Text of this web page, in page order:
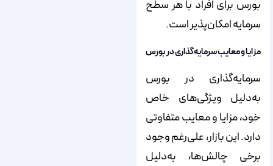
بورس برای افراد با هر سطح
سرمایه امکان‌پذیر است.
مزایا و معایب سرمایه‌گذاری در بورس
سرمایه‌گذاری در بورس
به‌دلیل ویژگی‌های خاص
خود، مزایا و معایب متفاوتی
دارد. این بازار، علی‌رغم وجود
برخی چالش‌ها، به‌دلیل